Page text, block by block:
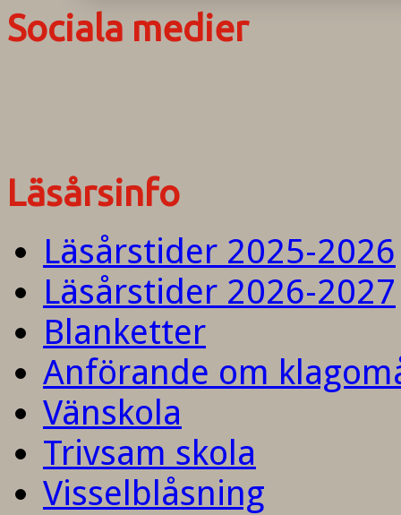
Sociala medier
Läsårsinfo
Läsårstider 2025-2026
Läsårstider 2026-2027
Blanketter
Anförande om
Vänskola
Trivsam skola
Visselblåsning